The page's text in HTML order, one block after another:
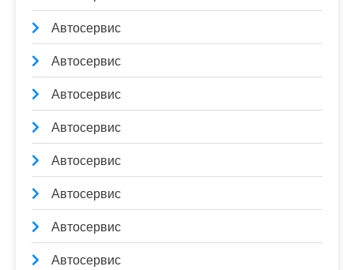
Автосервис
Автосервис
Автосервис
Автосервис
Автосервис
Автосервис
Автосервис
Автосервис